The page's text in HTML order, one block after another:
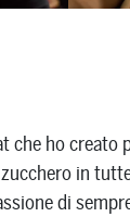
che ho creato
in
di